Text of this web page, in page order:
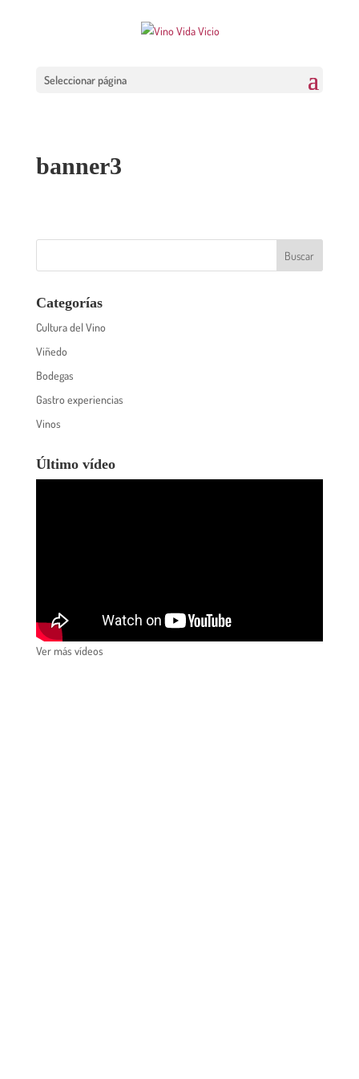
Seleccionar página
banner3
Categorías
Cultura del Vino
Viñedo
Bodegas
Gastro experiencias
Vinos
Último vídeo
Ver más vídeos